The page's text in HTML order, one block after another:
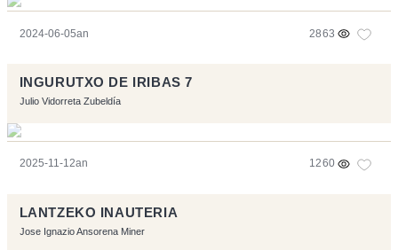
2024-06-05an 2863
INGURUTXO DE IRIBAS 7
Julio Vidorreta Zubeldía
2025-11-12an 1260
LANTZEKO INAUTERIA
Jose Ignazio Ansorena Miner